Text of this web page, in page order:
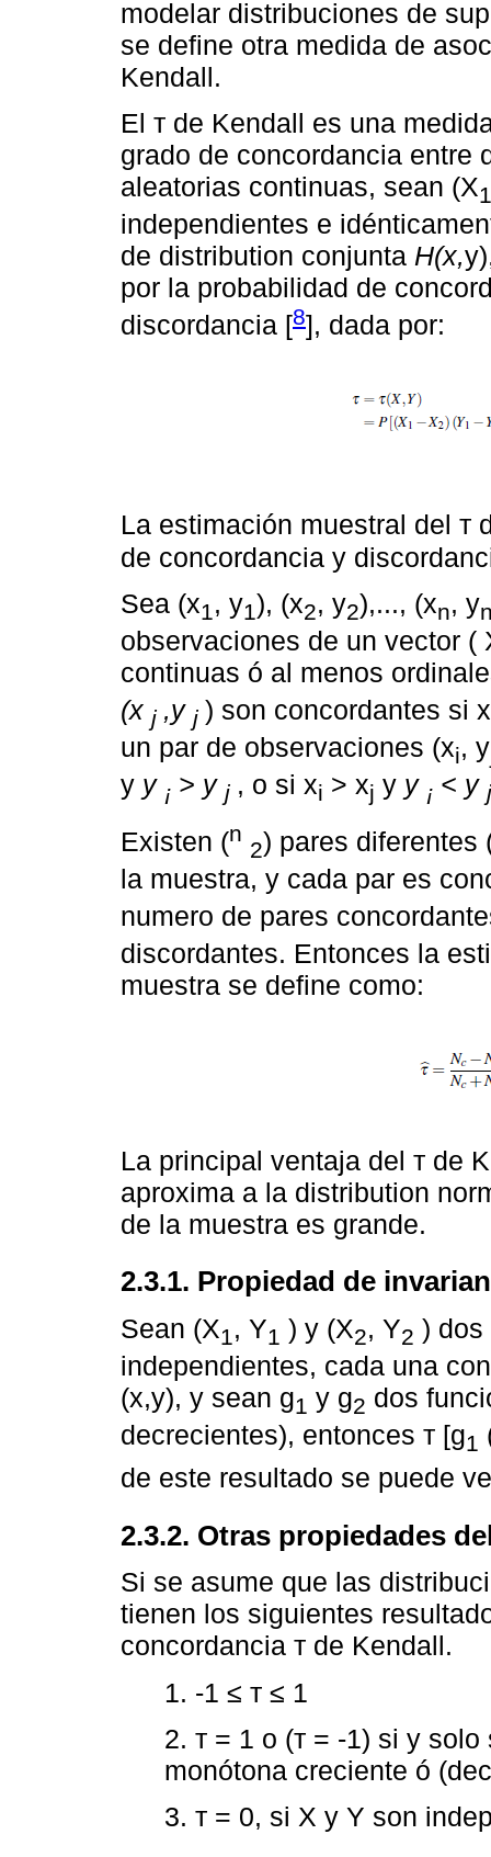
modelar distribuciones de
se define otra medida de
Kendall.
El т de Kendall es una
grado de concordancia entre
aleatorias continuas, sean (X1
independientes e
de distribution conjunta H(x,
por la probabilidad de
discordancia [8], dada por:
La estimación muestral del т
de concordancia y
Sea (x1, y1), (x2, y2),..., (xn, y
observaciones de un vector
continuas ó al menos
(x j ,y j ) son concordantes si x
un par de observaciones (xi, y
y y ¡ > y j , o si xi > xj y y ¡ < y j
Existen (n
2) pares diferentes
la muestra, y cada par es
numero de pares
discordantes. Entonces la
muestra se define como:
La principal ventaja del т de
aproxima a la distribution
de la muestra es grande.
2.3.1. Propiedad de
Sean (X1, Y1 ) y (X2, Y2 ) dos
independientes, cada una
(x,y), y sean g1 y g2 dos
decrecientes), entonces т [g1
de este resultado se puede
2.3.2. Otras propiedades
Si se asume que las
tienen los siguientes
concordancia т de Kendall.
1. -1 ≤ т ≤ 1
2. т = 1 o (т = -1) si y
monótona creciente ó
3. т = 0, si X y Y son